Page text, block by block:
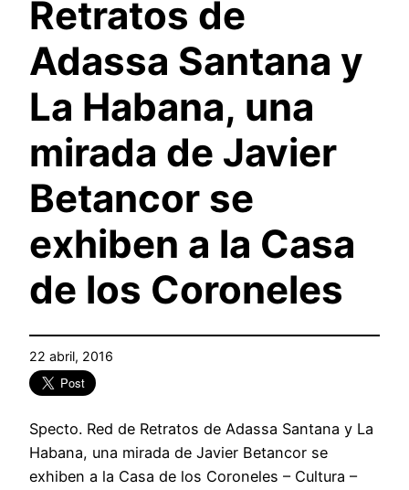
Retratos de
Adassa Santana y
La Habana, una
mirada de Javier
Betancor se
exhiben a la Casa
de los Coroneles
22 abril, 2016
Specto. Red de Retratos de Adassa Santana y La
Habana, una mirada de Javier Betancor se
exhiben a la Casa de los Coroneles – Cultura –